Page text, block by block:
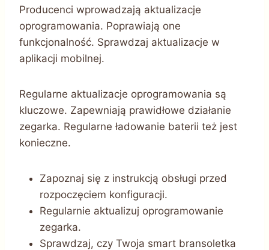
Producenci wprowadzają aktualizacje
oprogramowania. Poprawiają one
funkcjonalność. Sprawdzaj aktualizacje w
aplikacji mobilnej.
Regularne aktualizacje oprogramowania są
kluczowe. Zapewniają prawidłowe działanie
zegarka. Regularne ładowanie baterii też jest
konieczne.
Zapoznaj się z instrukcją obsługi przed
rozpoczęciem konfiguracji.
Regularnie aktualizuj oprogramowanie
zegarka.
Sprawdzaj, czy Twoja smart bransoletka